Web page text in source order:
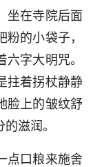
坐在寺院后面
的小袋子，
字大明咒。
拄着拐杖静静
脸上的皱纹舒
滋润。
点口粮来施舍